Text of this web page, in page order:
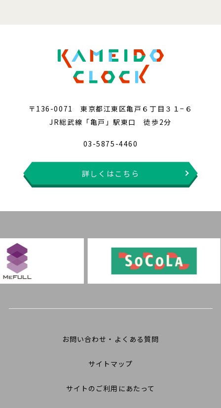
〒136-0071 東京都江東区亀戸６丁目３１−６
JR総武線「亀戸」駅東口 徒歩2分
03-5875-4460
詳しくはこちら
お問い合わせ・よくある質問
サイトマップ
サイトのご利用にあたって